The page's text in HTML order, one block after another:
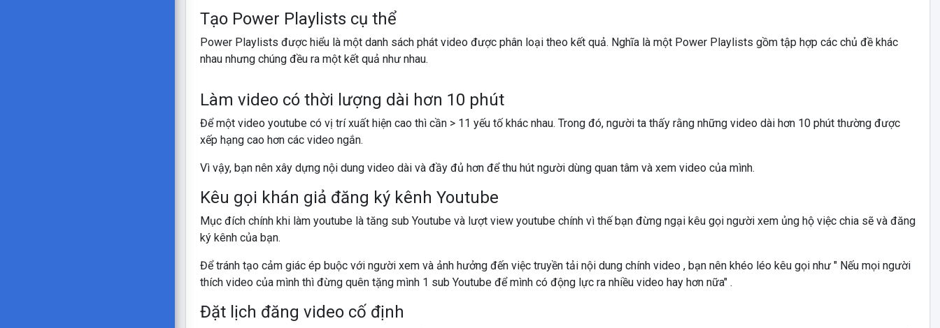
Tạo Power Playlists cụ thể
Power Playlists được hiểu là một danh sách phát video được phân loại theo kết quả. Nghĩa là một Power Playlists gồm tập hợp các chủ đề khác
nhau nhưng chúng đều ra một kết quả như nhau.
Làm video có thời lượng dài hơn 10 phút
Để một video youtube có vị trí xuất hiện cao thì cần > 11 yếu tố khác nhau. Trong đó, người ta thấy rằng những video dài hơn 10 phút thường được
xếp hạng cao hơn các video ngắn.
Vì vậy, bạn nên xây dựng nội dung video dài và đầy đủ hơn để thu hút người dùng quan tâm và xem video của mình.
Kêu gọi khán giả đăng ký kênh Youtube
Mục đích chính khi làm youtube là tăng sub Youtube và lượt view youtube chính vì thế bạn đừng ngại kêu gọi người xem ủng hộ việc chia sẽ và đăng
ký kênh của bạn.
Để tránh tạo cảm giác ép buộc với người xem và ảnh hưởng đến việc truyền tải nội dung chính video , bạn nên khéo léo kêu gọi như " Nếu mọi người
thích video của mình thì đừng quên tặng mình 1 sub Youtube để mình có động lực ra nhiều video hay hơn nữa" .
Đặt lịch đăng video cố định